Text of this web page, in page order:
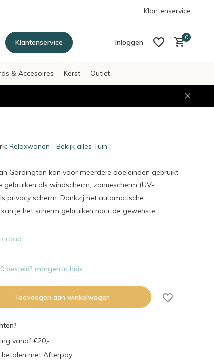
Klantenservice
Klantenservice Inloggen
0
& Accesoires Kerst Outlet
Relaxwonen Bekijk alles Tuin
Gardington kan voor meerdere doeleinden gebruikt
gebruiken als windscherm, zonnescherm (UV-
privacy scherm. Dankzij het automatische
je het scherm gebruiken naar de gewenste
besteld? morgen in huis
Toevoegen aan winkelwagen
vanaf €20,-
met Afterpay